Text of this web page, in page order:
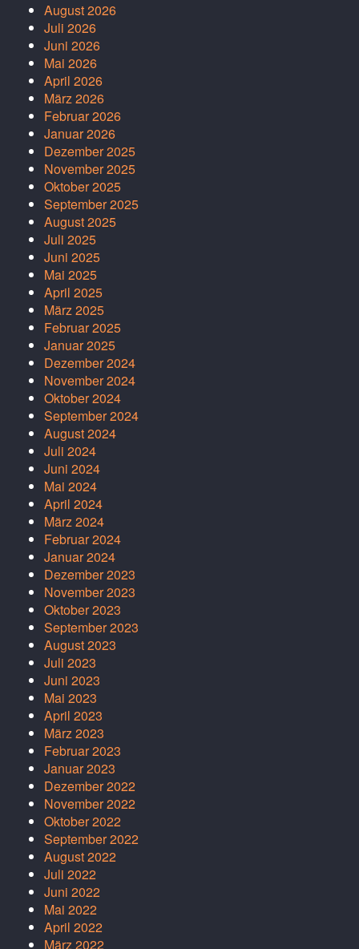
August 2026
Juli 2026
Juni 2026
Mai 2026
April 2026
März 2026
Februar 2026
Januar 2026
Dezember 2025
November 2025
Oktober 2025
September 2025
August 2025
Juli 2025
Juni 2025
Mai 2025
April 2025
März 2025
Februar 2025
Januar 2025
Dezember 2024
November 2024
Oktober 2024
September 2024
August 2024
Juli 2024
Juni 2024
Mai 2024
April 2024
März 2024
Februar 2024
Januar 2024
Dezember 2023
November 2023
Oktober 2023
September 2023
August 2023
Juli 2023
Juni 2023
Mai 2023
April 2023
März 2023
Februar 2023
Januar 2023
Dezember 2022
November 2022
Oktober 2022
September 2022
August 2022
Juli 2022
Juni 2022
Mai 2022
April 2022
März 2022